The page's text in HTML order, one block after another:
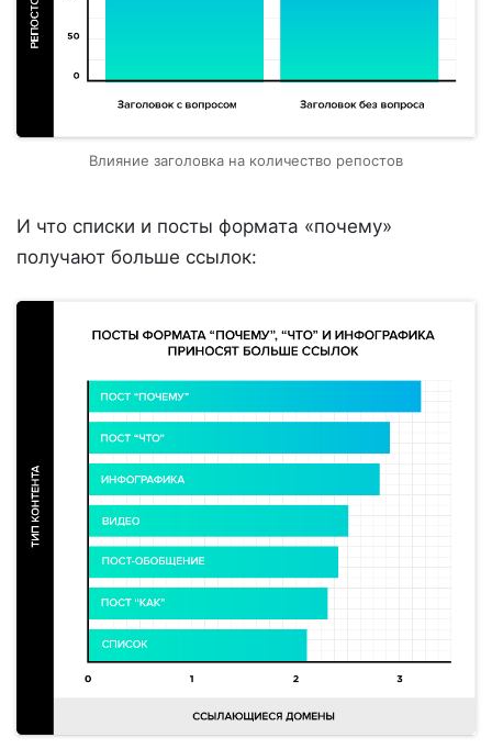
Влияние заголовка на количество репостов
И что списки и посты формата «почему»
получают больше ссылок: